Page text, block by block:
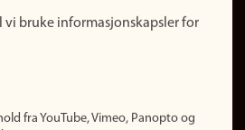
vi bruke informasjonskapsler for
fra YouTube, Vimeo, Panopto og